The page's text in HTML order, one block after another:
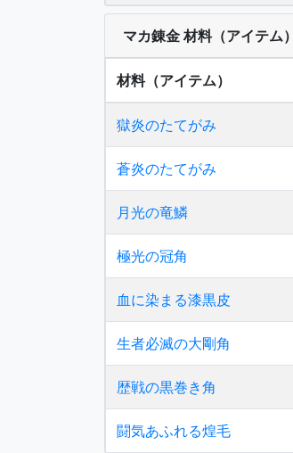
マカ錬金 材料（アイテム）
材料（アイテム）
獄炎のたてがみ
蒼炎のたてがみ
月光の竜鱗
極光の冠角
血に染まる漆黒皮
生者必滅の大剛角
歴戦の黒巻き角
闘気あふれる煌毛